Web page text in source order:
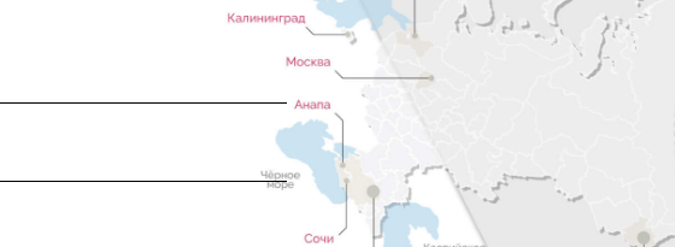
ЖК «Татум»
«дочка» группы ПИК, но с отдельным лицом).
от станции метро «Калужская» и «Воронцовская» (Большая
район старой Москвы, но с отличной транспортной
башен переменной этажности (от 17 до 27 этажей). Общая
Заявлен бизнес-класс, но без излишнего пафоса. Основная идея: